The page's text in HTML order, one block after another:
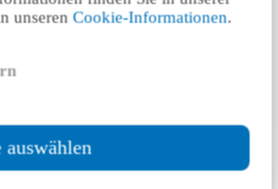
unserenCookie-Informationen.